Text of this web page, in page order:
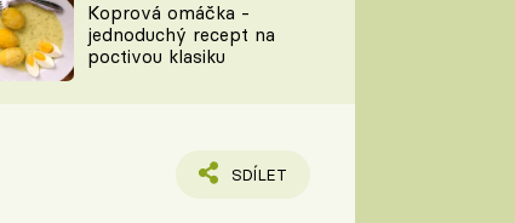
Sledujte nás
Koprová omáčka -
jednoduchý recept na
poctivou klasiku
SDÍLET